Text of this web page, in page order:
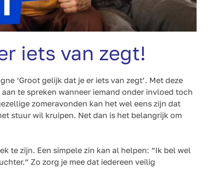
iets van zegt!
‘Groot gelijk dat je er iets van zegt’. Met deze
te spreken wanneer iemand onder invloed toch
zomeravonden kan het wel eens zijn dat
stuur wil kruipen. Net dan is het belangrijk om
te zijn. Een simpele zin kan al helpen: “Ik bel wel
Zo zorg je mee dat iedereen veilig